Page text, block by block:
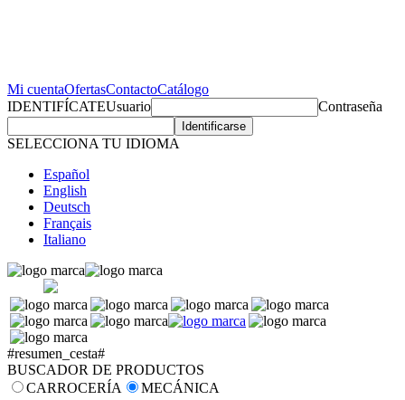
Mi cuentaOfertasContactoCatálogo
IDENTIFÍCATEUsuario Contraseña
SELECCIONA TU IDIOMA
Español
English
Deutsch
Français
Italiano
#resumen_cesta#
BUSCADOR DE PRODUCTOS
CARROCERÍA
MECÁNICA